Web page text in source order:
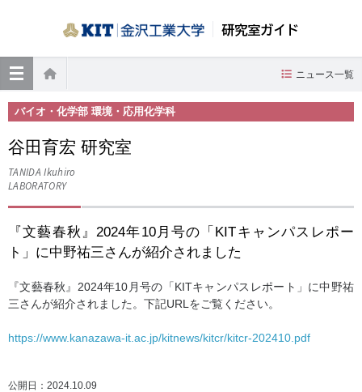
研究室ガイド
ホーム
ニュース一覧
バイオ・化学部 環境・応用化学科
谷田育宏 研究室
TANIDA Ikuhiro
LABORATORY
『文藝春秋』2024年10月号の「KITキャンパスレポー
ト」に中野祐三さんが紹介されました
『文藝春秋』2024年10月号の「KITキャンパスレポート」に中野祐
三さんが紹介されました。下記URLをご覧ください。
https://www.kanazawa-it.ac.jp/kitnews/kitcr/kitcr-202410.pdf
公開日：2024.10.09